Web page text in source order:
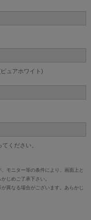
ュアホワイト)
ください。
モニター等の条件により、画面上と
じめご了承下さい。
異なる場合がございます。あらかじ